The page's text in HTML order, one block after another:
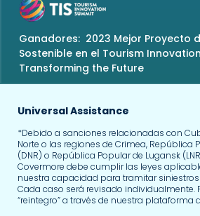
Ganadores: 2023 Mejor Proyecto
Sostenible en el Tourism
Transforming the Future
Universal Assistance
*Debido a sanciones relacionadas con
Norte o las regiones de Crimea, República
(DNR) o República Popular de Lugansk
Covermore debe cumplir las leyes
nuestra capacidad para tramitar
Cada caso será revisado individualmente.
“reintegro” a través de nuestra plataforma